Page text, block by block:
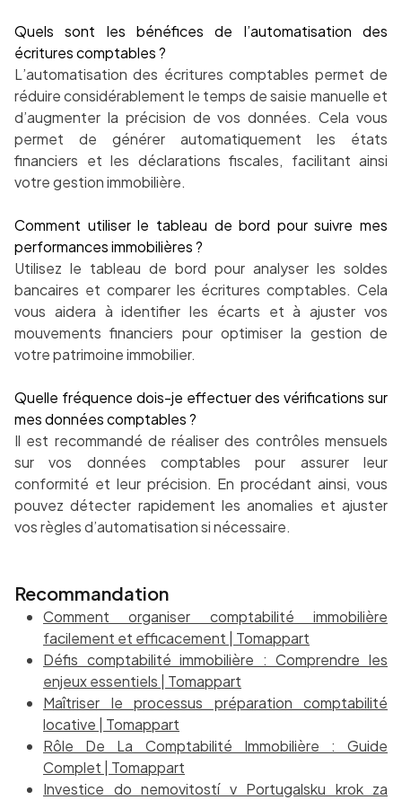
Quels sont les bénéfices de l’automatisation des
écritures comptables ?
L’automatisation des écritures comptables permet de
réduire considérablement le temps de saisie manuelle et
d’augmenter la précision de vos données. Cela vous
permet de générer automatiquement les états
financiers et les déclarations fiscales, facilitant ainsi
votre gestion immobilière.
Comment utiliser le tableau de bord pour suivre mes
performances immobilières ?
Utilisez le tableau de bord pour analyser les soldes
bancaires et comparer les écritures comptables. Cela
vous aidera à identifier les écarts et à ajuster vos
mouvements financiers pour optimiser la gestion de
votre patrimoine immobilier.
Quelle fréquence dois-je effectuer des vérifications sur
mes données comptables ?
Il est recommandé de réaliser des contrôles mensuels
sur vos données comptables pour assurer leur
conformité et leur précision. En procédant ainsi, vous
pouvez détecter rapidement les anomalies et ajuster
vos règles d’automatisation si nécessaire.
Recommandation
Comment organiser comptabilité immobilière
facilement et efficacement | Tomappart
Défis comptabilité immobilière : Comprendre les
enjeux essentiels | Tomappart
Maîtriser le processus préparation comptabilité
locative | Tomappart
Rôle De La Comptabilité Immobilière : Guide
Complet | Tomappart
Investice do nemovitostí v Portugalsku krok za